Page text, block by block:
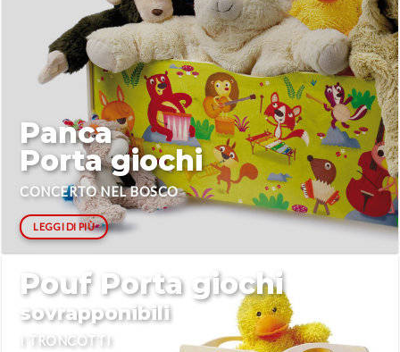
Panca
Porta giochi
CONCERTO NEL BOSCO
LEGGI DI PIÙ
Pouf Porta giochi
sovrapponibili
I TRONCOTTI